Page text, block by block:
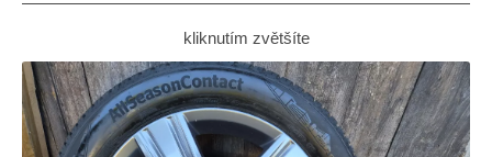
kliknutím zvětšíte